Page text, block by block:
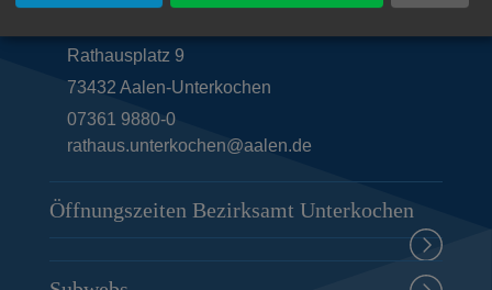
Rathausplatz 9
73432 Aalen-Unterkochen
07361 9880-0
rathaus.unterkochen@aalen.de
Öffnungszeiten Bezirksamt Unterkochen